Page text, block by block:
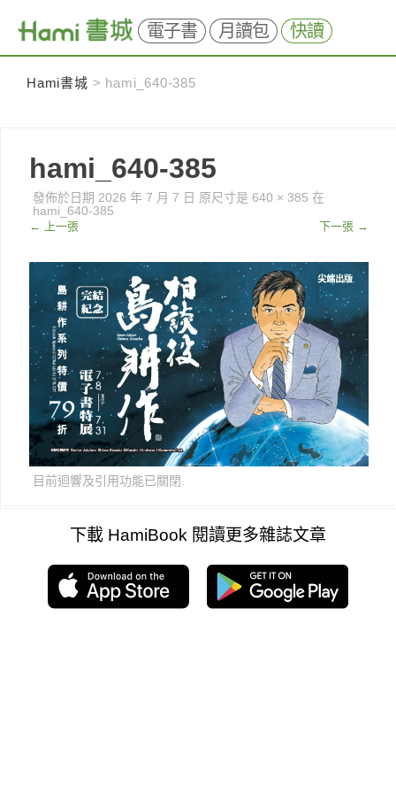
電子書 月讀包 快讀
Hami書城 > hami_640-385
hami_640-385
發佈於日期2026 年 7 月 7 日 原尺寸是 640 × 385 在
hami_640-385
← 上一張 下一張 →
目前迴響及引用功能已關閉.
下載 HamiBook 閱讀更多雜誌文章